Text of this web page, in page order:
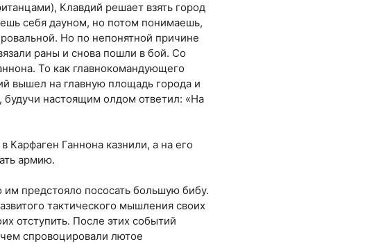
Клавдий решает взять город
себя дауном, но потом понимаешь,
Но по непонятной причине
раны и снова пошли в бой. Со
То как главнокомандующего
вышел на главную площадь города и
настоящим олдом ответил: «На
Ганнона казнили, а на его
армию.
предстояло пососать большую бибу.
тактического мышления своих
отступить. После этих событий
спровоцировали лютое